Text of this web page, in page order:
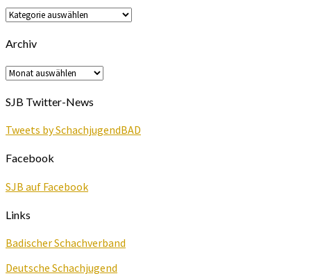
News
Archiv
Archiv
SJB Twitter-News
Tweets by SchachjugendBAD
Facebook
SJB auf Facebook
Links
Badischer Schachverband
Deutsche Schachjugend